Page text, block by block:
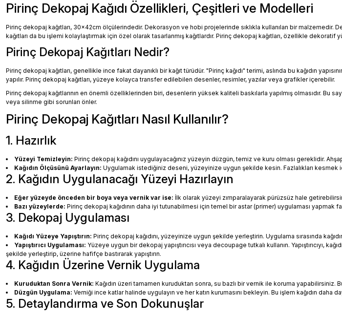
Pirinç Dekopaj Kağıdı Özellikleri, Çeşitleri ve Modelleri
Pirinç dekopaj kağıtları, 30x42cm ölçülerindedir. Dekorasyon ve hobi projelerinde sıklıkla kullanılan bir malzemedir.
kağıtları da bu işlemi kolaylaştırmak için özel olarak tasarlanmış kağıtlardır. Pirinç dekopaj kağıtları, özellikle
Pirinç Dekopaj Kağıtları Nedir?
Pirinç dekopaj kağıtları, genellikle ince fakat dayanıklı bir kağıt türüdür. "Pirinç kağıdı" terimi, aslında bu kağıdın
yapılır. Pirinç dekopaj kağıtları, yüzeye kolayca transfer edilebilen desenler, resimler, yazılar veya grafikler içerebilir.
Pirinç dekopaj kağıtlarının en önemli özelliklerinden biri, desenlerin yüksek kaliteli baskılarla yapılmış olmasıdır. Bu
veya silinme gibi sorunları önler.
Pirinç Dekopaj Kağıtları Nasıl Kullanılır?
1. Hazırlık
Yüzeyi Temizleyin: Pirinç dekopaj kağıdını uygulayacağınız yüzeyin düzgün, temiz ve kuru olması gereklidir.
Kağıdın Ölçüsünü Ayarlayın: Uygulamak istediğiniz deseni, yüzeyinize uygun şekilde kesin. Fazlalıkları kesmek
2. Kağıdın Uygulanacağı Yüzeyi Hazırlayın
Eğer yüzeyde önceden bir boya veya vernik var ise: İlk olarak yüzeyi zımparalayarak pürüzsüz hale
Bazı yüzeylerde: Pirinç dekopaj kağıdının daha iyi tutunabilmesi için temel bir astar (primer) uygulaması yapmak
3. Dekopaj Uygulaması
Kağıdı Yüzeye Yapıştırın: Pirinç dekopaj kağıdını, yüzeyinize uygun şekilde yerleştirin. Uygulama sırasında
Yapıştırıcı Uygulaması: Yüzeye uygun bir dekopaj yapıştırıcısı veya decoupage tutkalı kullanın. Yapıştırıcıyı,
şekilde yerleştirip, üzerine hafifçe bastırarak yapıştırın.
4. Kağıdın Üzerine Vernik Uygulama
Kuruduktan Sonra Vernik: Kağıdın üzeri tamamen kuruduktan sonra, su bazlı bir vernik ile koruma yapabilirsiniz.
Düzgün Uygulama: Verniği ince katlar halinde uygulayın ve her katın kurumasını bekleyin. Bu işlem kağıdın daha
5. Detaylandırma ve Son Dokunuşlar